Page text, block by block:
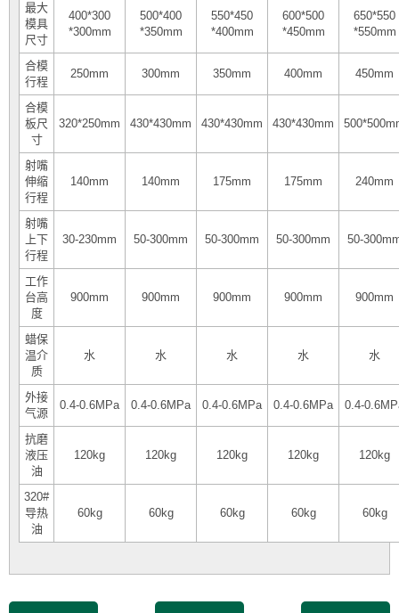
最大
模具
尺寸
400*300
*300mm
500*400
*350mm
550*450
*400mm
600*500
*450mm
650*550
*550mm
合模
行程
250mm 300mm 350mm 400mm 450mm
合模
板尺
寸
320*250mm 430*430mm 430*430mm 430*430mm
射嘴
伸缩
行程
140mm 140mm 175mm 175mm 240mm
射嘴
上下
行程
30-230mm 50-300mm 50-300mm 50-300mm 50-
工作
台高
度
900mm 900mm 900mm 900mm 900mm
蜡保
温介
质
水 水 水 水 水
外接
气源
0.4-0.6MPa 0.4-0.6MPa 0.4-0.6MPa 0.4-0.6MPa 0.4-
抗磨
液压
油
120kg 120kg 120kg 120kg 120kg
320#
导热
油
60kg 60kg 60kg 60kg 60kg